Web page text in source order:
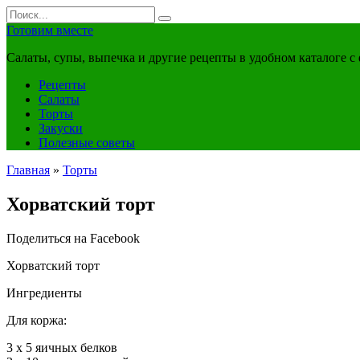
Перейти
к
Search
for:
Готовим вместе
Салаты, супы, выпечка и другие рецепты в удобном каталоге
Рецепты
Салаты
Торты
Закуски
Полезные советы
Главная » Торты
Хорватский торт
Поделиться на Facebook
Хорватский торт
Ингредиенты
Для коржа:
3 х 5 яичных белков